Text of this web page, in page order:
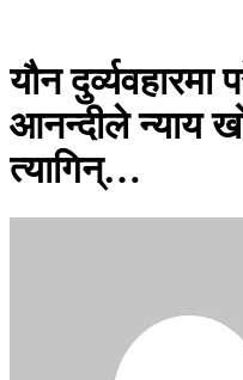
यौन दुर्व्यवहारमा
आनन्दीले न्याय
त्यागिन्…